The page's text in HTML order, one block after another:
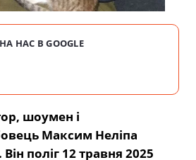
НАС В GOOGLE
шоумен і
Максим Неліпа
поліг 12 травня 2025